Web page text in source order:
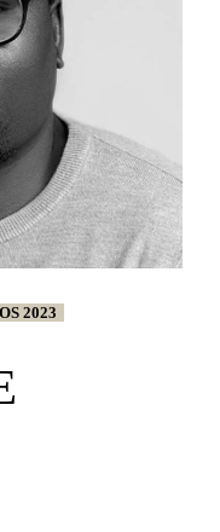
2023